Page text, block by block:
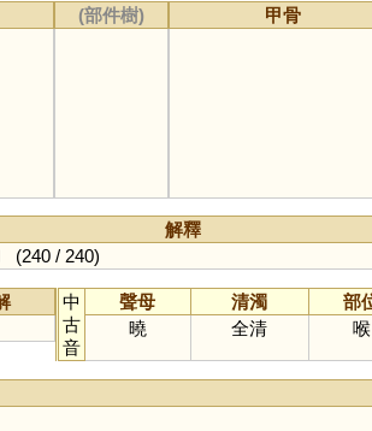
(部件樹) 甲骨
解釋
(240 / 240)
中
古
音
聲母 清濁 部
曉
全清 喉